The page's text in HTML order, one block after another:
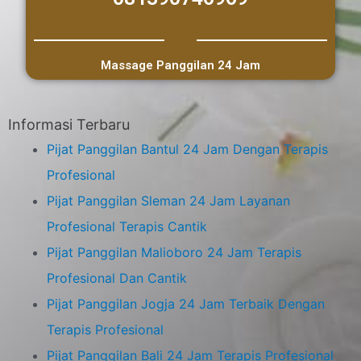
Massage Panggilan 24 Jam
Informasi Terbaru
Pijat Panggilan Bantul 24 Jam Dengan Terapis
Profesional
Pijat Panggilan Sleman 24 Jam Layanan
Profesional Terapis Cantik
Pijat Panggilan Malioboro 24 Jam Terapis
Profesional Dan Cantik
Pijat Panggilan Jogja 24 Jam Terbaik Dengan
Terapis Profesional
Pijat Panggilan Bali 24 Jam Terapis Profesional